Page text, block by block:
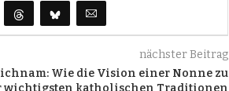
nächster Beitrag
Wie die Vision einer Nonne zu
wichtigsten katholischen Traditionen